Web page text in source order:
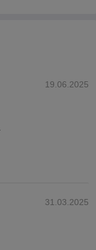
19.06.2025
31.03.2025